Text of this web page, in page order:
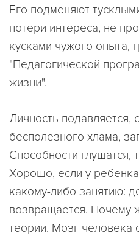
Его подменяют
потери интереса, не
кусками чужого опыта,
"Педагогической
жизни".
Личность подавляется,
бесполезного хлама,
Способности глушатся,
Хорошо, если у
какому-либо занятию:
возвращается. Почему
теории. Мозг человека